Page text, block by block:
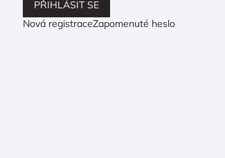
PŘIHLÁSIT SE
Nová registraceZapomenuté heslo